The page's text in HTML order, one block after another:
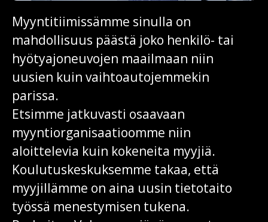
Myyntitiimissämme sinulla on
mahdollisuus päästä joko henkilö- tai
hyötyajoneuvojen maailmaan niin
uusien kuin vaihtoautojemmekin
parissa.
Etsimme jatkuvasti osaavaan
myyntiorganisaatioomme niin
aloittelevia kuin kokeneita myyjiä.
Koulutuskeskuksemme takaa, että
myyjillämme on aina uusin tietotaito
työssä menestymisen tukena.